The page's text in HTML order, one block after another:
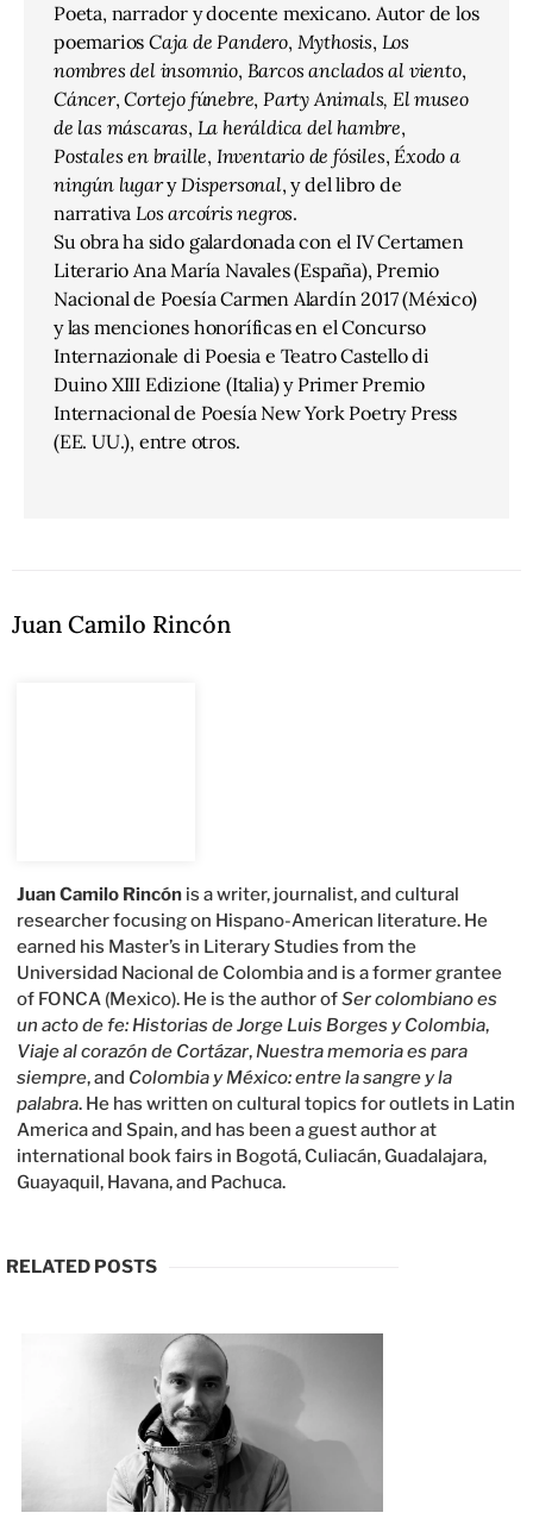
Poeta, narrador y docente mexicano. Autor de los
poemariosCaja de Pandero, Mythosis, Los
nombres del insomnio, Barcos anclados al viento,
Cáncer,Cortejo fúnebre,Party Animals, El museo
de las máscaras, La heráldica del hambre,
Postales en braille, Inventario de fósiles,Éxodo a
ningún lugaryDispersonal, y del libro de
narrativa Los arcoíris negros.
Su obra ha sido galardonada con el IV Certamen
Literario Ana María Navales (España), Premio
Nacional de Poesía Carmen Alardín 2017 (México)
y las menciones honoríficas en el Concurso
Internazionale di Poesia e Teatro Castello di
Duino XIII Edizione (Italia) y Primer Premio
Internacional de Poesía New York Poetry Press
(EE. UU.), entre otros.
Juan Camilo Rincón
Juan Camilo Rincón is a writer, journalist, and cultural
researcher focusing on Hispano-American literature. He
earned his Master’s in Literary Studies from the
Universidad Nacional de Colombia and is a former grantee
of FONCA (Mexico). He is the author ofSer colombiano es
un acto de fe: Historias de Jorge Luis Borges y Colombia,
Viaje al corazón de Cortázar,Nuestra memoria es para
siempre, and Colombia y México: entre la sangre y la
palabra. He has written on cultural topics for outlets in Latin
America and Spain, and has been a guest author at
international book fairs in Bogotá, Culiacán, Guadalajara,
Guayaquil, Havana, and Pachuca.
RELATED POSTS